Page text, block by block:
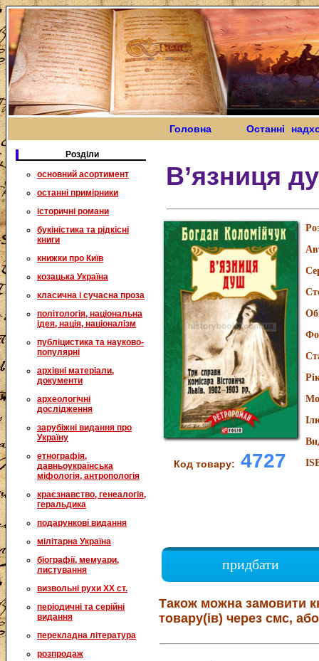
Головна Останні
Розділи
основний асортимент
останні примірники
історичні романи
букіністика та рідкісні
книги
книжки про Київ
козацька Україна
класична і сучасна проза
політологія, національна
ідея, нація, націоналізм
публіцистика та науково-
популярні
архівні матеріали,
документи
археологічні
дослідження
зарубіжні видання про
Україну
етнографія,
давньоукраїнська
міфологія, антропологія
краєзнавство, генеалогія,
геральдика
подарункові видання
мілітарна Україна
біографії, мемуари,
листування
визвольні рухи XX ст.
періодичні та серійні
видання
перекладна література
розпродаж
В’язниця
Код товару: 4727
придбати
Також можна замовити
товару(ів) через смс,